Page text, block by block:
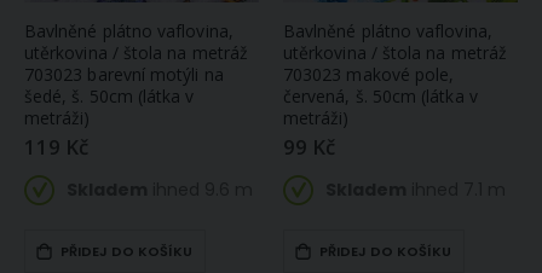
Bavlněné plátno vaflovina,
utěrkovina / štola na metráž
703023 barevní motýli na
šedé, š. 50cm (látka v
metráži)
119 Kč
PŘIDEJ DO KOŠÍKU
Bavlněné plátno vaflovina,
utěrkovina / štola na metráž
703023 makové pole,
červená, š. 50cm (látka v
metráži)
99 Kč
PŘIDEJ DO KOŠÍKU